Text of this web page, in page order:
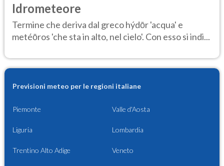
Idrometeore
Termine che deriva dal greco hýdōr 'acqua' e
metéōros 'che sta in alto, nel cielo'. Con esso si indi...
Previsioni meteo per le regioni italiane
Piemonte Valle d'Aosta
Liguria Lombardia
Trentino Alto Adige Veneto